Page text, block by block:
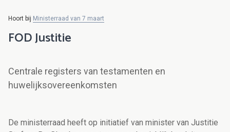
Hoort bij Ministerraad van 7 maart
FOD Justitie
Centrale registers van testamenten en
huwelijksovereenkomsten
De ministerraad heeft op initiatief van minister van Justitie